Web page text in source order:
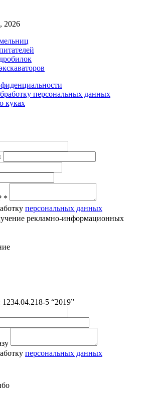
2026
персональных данных
куках
*
персональных данных
рекламно-информационных
5 “2019”
персональных данных